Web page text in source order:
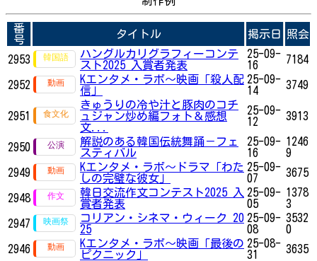
番
号
タイトル 掲示日 照会
2953
ハングルカリグラフィーコンテ
スト2025 入賞者発表
25-09-
16
7184
2952
Kエンタメ・ラボ～映画「殺人配
信」
25-09-
14
3749
2951
きゅうりの冷や汁と豚肉のコチ
ュジャン炒め編フォト＆感想
文...
25-09-
12
3913
2950
解説のある韓国伝統舞踊－フェ
スティバル
25-09-
16
1246
9
2949
Kエンタメ・ラボ～ドラマ「わた
しの完璧な彼女」
25-09-
07
3675
2948
韓日交流作文コンテスト2025 入
賞者発表
25-09-
05
1378
3
2947
コリアン・シネマ・ウィーク 20
25
25-09-
08
3532
0
2946
Kエンタメ・ラボ～映画「最後の
ピクニック」
25-08-
31
3635